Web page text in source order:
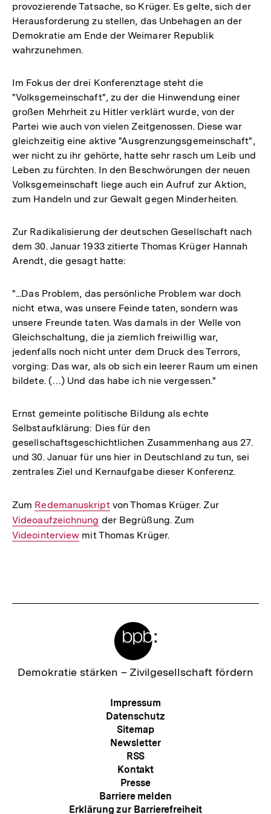
provozierende Tatsache, so Krüger. Es gelte, sich der
Herausforderung zu stellen, das Unbehagen an der
Demokratie am Ende der Weimarer Republik
wahrzunehmen.
Im Fokus der drei Konferenztage steht die
"Volksgemeinschaft", zu der die Hinwendung einer
großen Mehrheit zu Hitler verklärt wurde, von der
Partei wie auch von vielen Zeitgenossen. Diese war
gleichzeitig eine aktive "Ausgrenzungsgemeinschaft",
wer nicht zu ihr gehörte, hatte sehr rasch um Leib und
Leben zu fürchten. In den Beschwörungen der neuen
Volksgemeinschaft liege auch ein Aufruf zur Aktion,
zum Handeln und zur Gewalt gegen Minderheiten.
Zur Radikalisierung der deutschen Gesellschaft nach
dem 30. Januar 1933 zitierte Thomas Krüger Hannah
Arendt, die gesagt hatte:
"...Das Problem, das persönliche Problem war doch
nicht etwa, was unsere Feinde taten, sondern was
unsere Freunde taten. Was damals in der Welle von
Gleichschaltung, die ja ziemlich freiwillig war,
jedenfalls noch nicht unter dem Druck des Terrors,
vorging: Das war, als ob sich ein leerer Raum um einen
bildete. (…) Und das habe ich nie vergessen."
Ernst gemeinte politische Bildung als echte
Selbstaufklärung: Dies für den
gesellschaftsgeschichtlichen Zusammenhang aus 27.
und 30. Januar für uns hier in Deutschland zu tun, sei
zentrales Ziel und Kernaufgabe dieser Konferenz.
Zum Interner
Link:
Redemanuskriptvon Thomas Krüger. ZurInterner
Videoaufzeichnung der Begrüßung. Zum
Videointerview mit Thomas Krüger.
Zur
Demokratie stärken – Zivilgesellschaft fördern
Meta-
Navigation
Impressum
Datenschutz
Sitemap
Newsletter
RSS
Kontakt
Presse
Barriere melden
Erklärung zur Barrierefreiheit